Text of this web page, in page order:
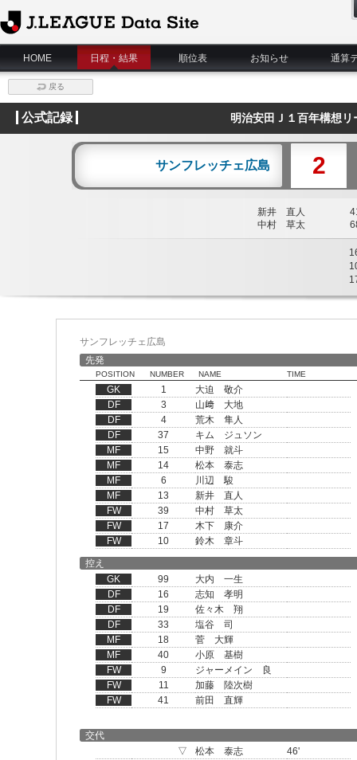
J.League Data Site
HOME
日程・結果 順位表 お知らせ 通算
戻る
公式記録 明治安田Ｊ１百年構想
サンフレッチェ広島 2
新井 直人
中村 草太
サンフレッチェ広島
先発
POSITION NUMBER NAME TIME
GK 1
大迫 敬介
DF
3
山﨑 大地
DF
4
荒木 隼人
DF
37
キム ジュソン
MF
15
中野 就斗
MF
14
松本 泰志
MF
6
川辺 駿
MF
13
新井 直人
FW
39
中村 草太
FW
17
木下 康介
FW
10
鈴木 章斗
控え
GK
99
大内 一生
DF
16
志知 孝明
DF
19
佐々木 翔
DF
33
塩谷 司
MF
18
菅 大輝
MF
40
小原 基樹
FW
9
ジャーメイン 良
FW
11
加藤 陸次樹
FW
41 前田 直輝
交代
▽
松本 泰志
46'